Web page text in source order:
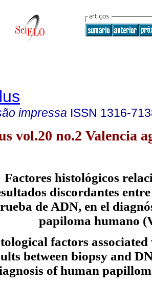
impressa ISSN 1316-
vol.20 no.2 Valencia
Factores histológicos
discordantes
de ADN, en el
papiloma humano
factors
between biopsy and
of human